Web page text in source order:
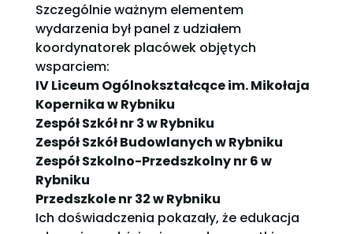
Szczególnie ważnym elementem
wydarzenia był panel z udziałem
koordynatorek placówek objętych
wsparciem:
IV Liceum Ogólnokształcące im. Mikołaja
Kopernika w Rybniku
Zespół Szkół nr 3 w Rybniku
Zespół Szkół Budowlanych w Rybniku
Zespół Szkolno-Przedszkolny nr 6 w
Rybniku
Przedszkole nr 32 w Rybniku
Ich doświadczenia pokazały, że edukacja